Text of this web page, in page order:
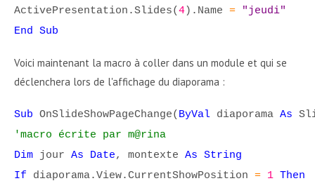
ActivePresentation.Slides(4).Name =
"jeudi"
End Sub
Voici maintenant la macro à coller dans un module et qui se
déclenchera lors de l'affichage du diaporama :
Sub OnSlideShowPageChange( ByVal diaporama As
'macro écrite par m@rina
Dim jour As Date, montexte As String
If diaporama.View.CurrentShowPosition = 1 Then